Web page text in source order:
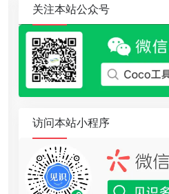
关注本站公众号
访问本站小程序